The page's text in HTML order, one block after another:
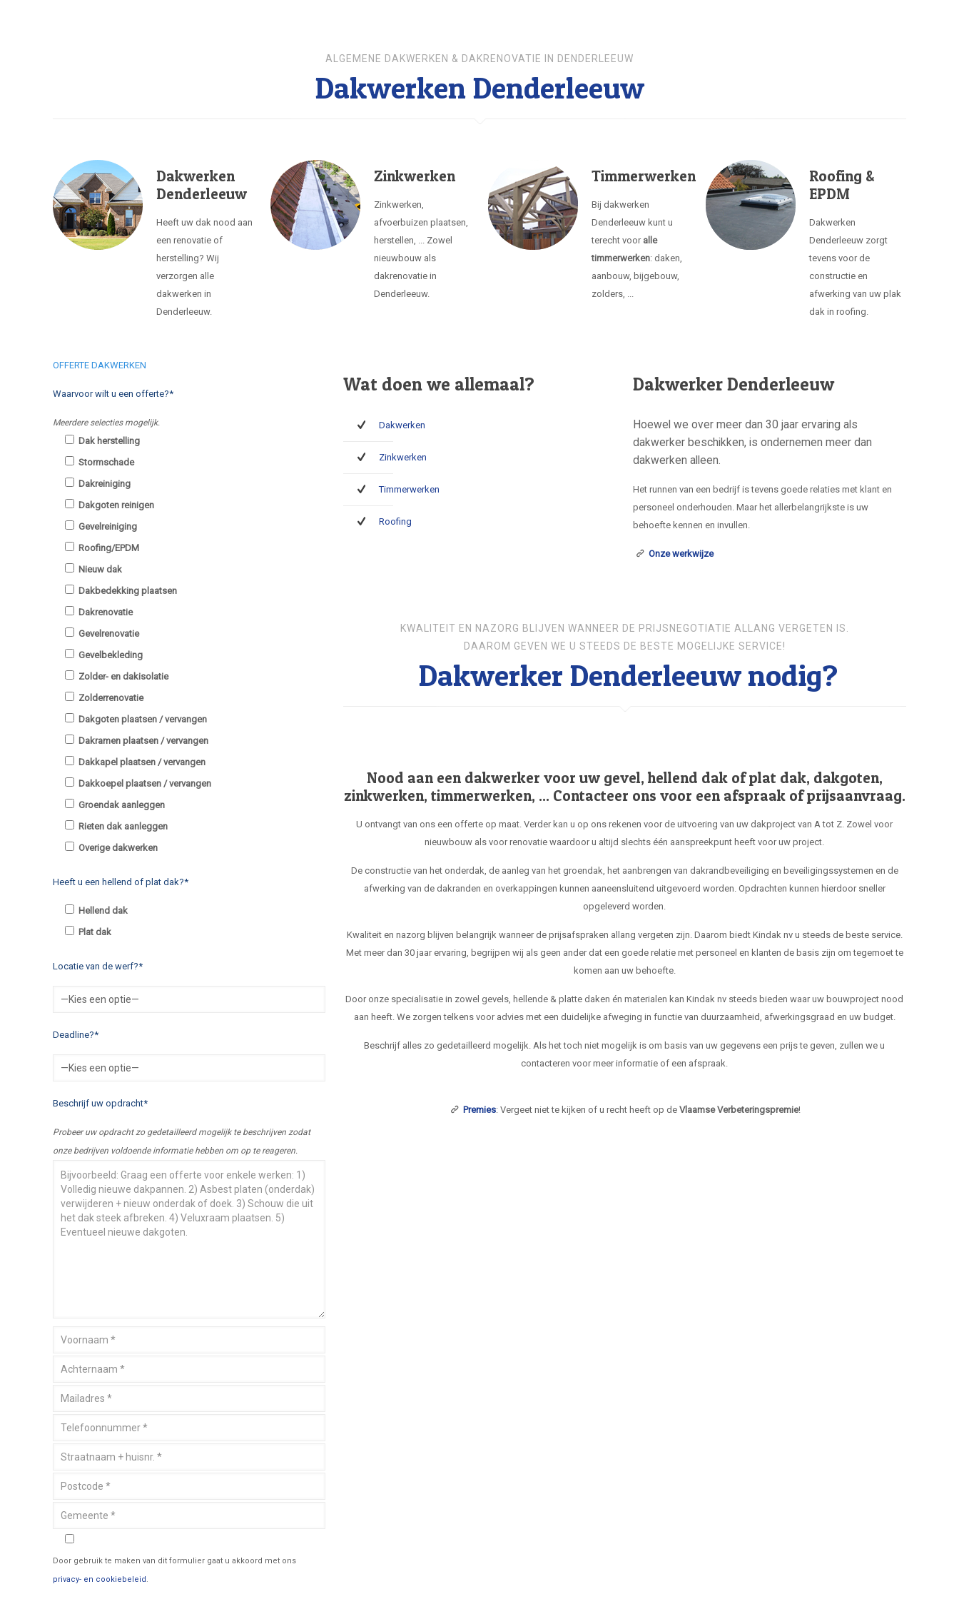
ALGEMENE DAKWERKEN & DAKRENOVATIE IN DENDERLEEUW
Dakwerken Denderleeuw
Dakwerken
Denderleeuw
Heeft uw dak nood aan
een renovatie of
herstelling? Wij
verzorgen alle
dakwerken in
Denderleeuw.
Zinkwerken
Zinkwerken,
afvoerbuizen plaatsen,
herstellen, ... Zowel
nieuwbouw als
dakrenovatie in
Denderleeuw.
Timmerwerken
Bij dakwerken
Denderleeuw kunt u
terecht voor alle
timmerwerken: daken,
aanbouw, bijgebouw,
zolders, ...
Roofing &
EPDM
Dakwerken
Denderleeuw zorgt
tevens voor de
constructie en
afwerking van uw plak
dak in roofing.
OFFERTE DAKWERKEN
Waarvoor wilt u een offerte?*
Meerdere selecties mogelijk.
Dak herstelling
Stormschade
Dakreiniging
Dakgoten reinigen
Gevelreiniging
Roofing/EPDM
Nieuw dak
Dakbedekking plaatsen
Dakrenovatie
Gevelrenovatie
Gevelbekleding
Zolder- en dakisolatie
Zolderrenovatie
Dakgoten plaatsen / vervangen
Dakramen plaatsen / vervangen
Dakkapel plaatsen / vervangen
Dakkoepel plaatsen / vervangen
Groendak aanleggen
Rieten dak aanleggen
Overige dakwerken
Heeft u een hellend of plat dak?*
Hellend dak
Plat dak
Locatie van de werf?*
Deadline?*
Beschrijf uw opdracht*
Probeer uw opdracht zo gedetailleerd mogelijk te beschrijven zodat
onze bedrijven voldoende informatie hebben om op te reageren.
Door gebruik te maken van dit formulier gaat u akkoord met ons
privacy- en cookiebeleid.
Wat doen we allemaal?
Dakwerken
Zinkwerken
Timmerwerken
Roofing
Dakwerker Denderleeuw
Hoewel we over meer dan 30 jaar ervaring als
dakwerker beschikken, is ondernemen meer dan
dakwerken alleen.
Het runnen van een bedrijf is tevens goede relaties met klant en
personeel onderhouden. Maar het allerbelangrijkste is uw
behoefte kennen en invullen.
Onze werkwijze
KWALITEIT EN NAZORG BLIJVEN WANNEER DE PRIJSNEGOTIATIE ALLANG VERGETEN IS.
DAAROM GEVEN WE U STEEDS DE BESTE MOGELIJKE SERVICE!
Dakwerker Denderleeuw nodig?
Nood aan een dakwerker voor uw gevel, hellend dak of plat dak, dakgoten,
zinkwerken, timmerwerken, ... Contacteer ons voor een afspraak of prijsaanvraag.
U ontvangt van ons een offerte op maat. Verder kan u op ons rekenen voor de uitvoering van uw dakproject van A tot Z. Zowel voor
nieuwbouw als voor renovatie waardoor u altijd slechts één aanspreekpunt heeft voor uw project.
De constructie van het onderdak, de aanleg van het groendak, het aanbrengen van dakrandbeveiliging en beveiligingssystemen en de
afwerking van de dakranden en overkappingen kunnen aaneensluitend uitgevoerd worden. Opdrachten kunnen hierdoor sneller
opgeleverd worden.
Kwaliteit en nazorg blijven belangrijk wanneer de prijsafspraken allang vergeten zijn. Daarom biedt Kindak nv u steeds de beste service.
Met meer dan 30 jaar ervaring, begrijpen wij als geen ander dat een goede relatie met personeel en klanten de basis zijn om tegemoet te
komen aan uw behoefte.
Door onze specialisatie in zowel gevels, hellende & platte daken én materialen kan Kindak nv steeds bieden waar uw bouwproject nood
aan heeft. We zorgen telkens voor advies met een duidelijke afweging in functie van duurzaamheid, afwerkingsgraad en uw budget.
Beschrijf alles zo gedetailleerd mogelijk. Als het toch niet mogelijk is om basis van uw gegevens een prijs te geven, zullen we u
contacteren voor meer informatie of een afspraak.
Premies: Vergeet niet te kijken of u recht heeft op deVlaamse Verbeteringspremie!